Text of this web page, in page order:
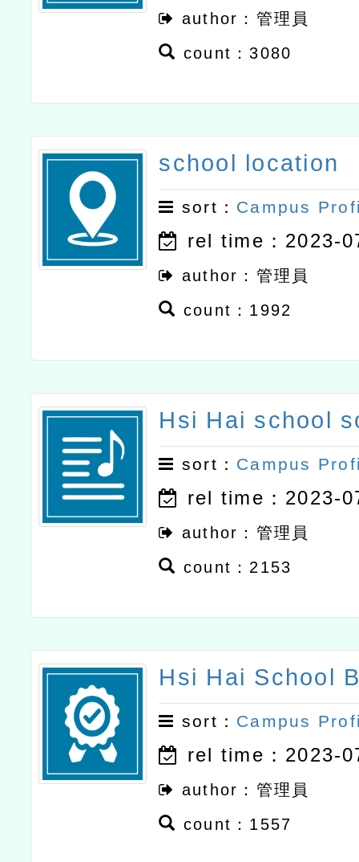
author：管理員
count：3080
school location
sort： Campus
rel time：2023-
author：管理員
count：1992
Hsi Hai school
sort： Campus
rel time：2023-
author：管理員
count：2153
Hsi Hai School
sort： Campus
rel time：2023-
author：管理員
count：1557